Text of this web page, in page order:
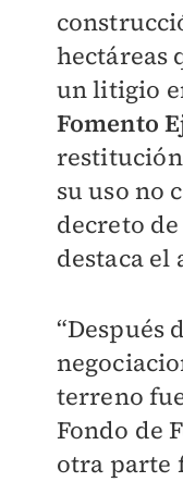
hectáreas
un litigio
Fomento
su uso no
decreto
destaca el
“Después
terreno
Fondo de
otra parte